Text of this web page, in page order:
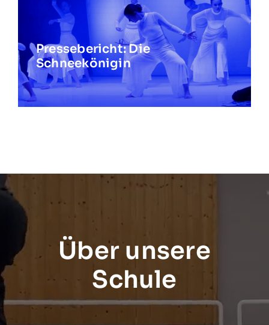
Pressebericht: Die
Schneekönigin
Über unsere
Schule